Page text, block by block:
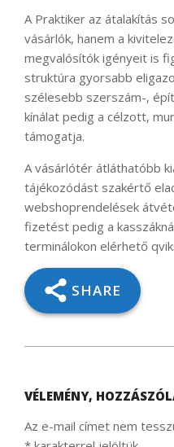
A Praktiker az átalakítás
vásárlók, hanem a
megvalósítók igényeit is
struktúra gyorsabb
szélesebb szerszám-,
kínálat pedig a célzott,
támogatja.
A vásárlótér átláthatóbb
tájékozódást szakértő
webshoprendelések
fizetést pedig a
terminálokon elérhető
SHARE
07
VÉLEMÉNY,
Az e-mail címet nem